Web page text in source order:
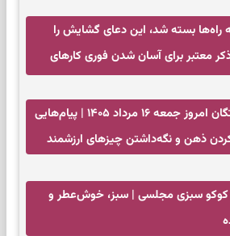
راه‌ها بسته شد، این دعای گشایش را
ذکر معتبر برای آسان شدن فوری کارهای
فال فرشتگان امروز جمعه ۱۶ مرداد ۱۴۰۵ | پیام‌هایی
ذهن و نگه‌داشتن چیزهای ارزشمند
کوکو سبزی مجلسی | سبز، خوش‌عطر و